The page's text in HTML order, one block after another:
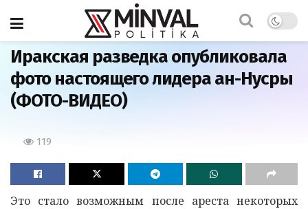
Главная
Иракская разведка опубликовала
фото настоящего лидера ан-Нусры
(ФОТО-ВИДЕО)
119
Это стало возможным после ареста некоторых